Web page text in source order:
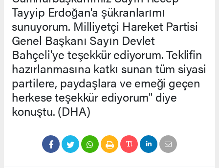
Tayyip Erdoğan'a şükranlarımı
sunuyorum. Milliyetçi Hareket Partisi
Genel Başkanı Sayın Devlet
Bahçeli'ye teşekkür ediyorum. Teklifin
hazırlanmasına katkı sunan tüm siyasi
partilere, paydaşlara ve emeği geçen
herkese teşekkür ediyorum" diye
konuştu. (DHA)